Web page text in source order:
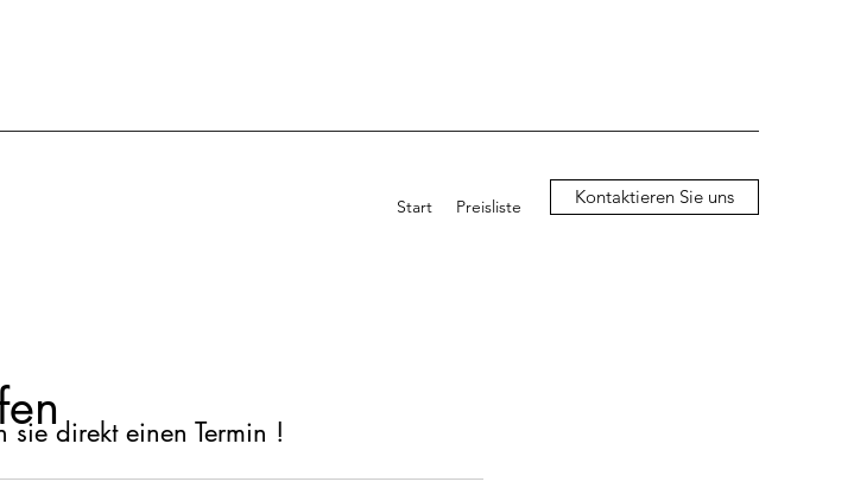
Start Preisliste Kontaktieren Sie uns
sie direkt einen Termin !